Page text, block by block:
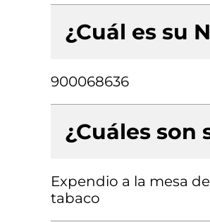
¿Cuál es su
900068636
¿Cuáles son
Expendio a la mesa
tabaco